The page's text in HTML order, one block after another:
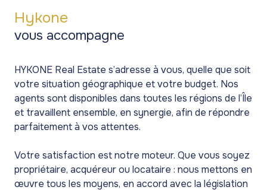
Hykone
vous accompagne
HYKONE Real Estate s’adresse à vous, quelle que soit
votre situation géographique et votre budget. Nos
agents sont disponibles dans toutes les régions de l’Île
et travaillent ensemble, en synergie, afin de répondre
parfaitement à vos attentes.
Votre satisfaction est notre moteur. Que vous soyez
propriétaire, acquéreur ou locataire : nous mettons en
œuvre tous les moyens, en accord avec la législation